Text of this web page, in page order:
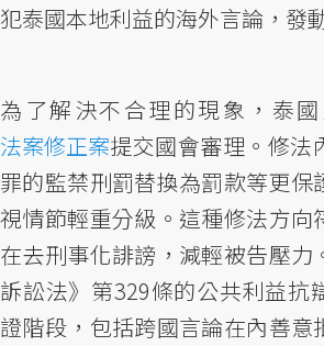
犯泰國本地利益的海外言論，發
為了解決不合理的現象，泰
法案修正案提交國會審理。修法
罪的監禁刑罰替換為罰款等更保
視情節輕重分級。這種修法方向
在去刑事化誹謗，減輕被告壓力
訴訟法》第329條的公共利益抗
證階段，包括跨國言論在內善意